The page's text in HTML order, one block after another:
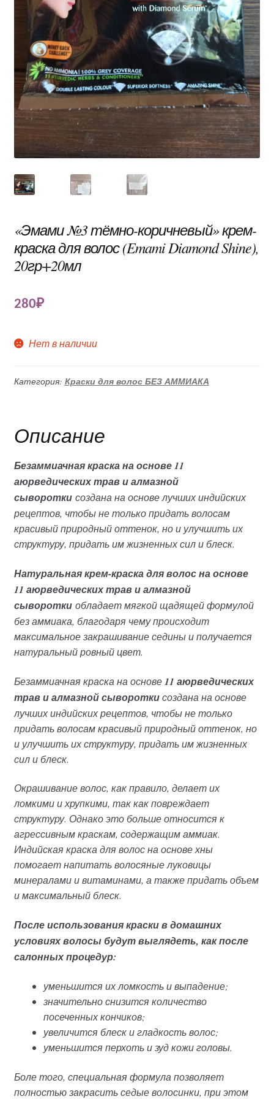
«Эмами №3 тёмно-коричневый» крем-
краска для волос (Emami Diamond Shine),
20гр+20мл
280₽
Нет в наличии
Категория: Краски для волос БЕЗ АММИАКА
Описание
Безаммиачная краска на основе 11
аюрведических трав и алмазной
сывороткисоздана на основе лучших индийских
рецептов, чтобы не только придать волосам
красивый природный оттенок, но и улучшить их
структуру, придать им жизненных сил и блеск.
Натуральная крем-краска для волос на основе
11 аюрведических трав и алмазной
сывороткиобладает мягкой щадящей формулой
без аммиака, благодаря чему происходит
максимальное закрашивание седины и получается
натуральный ровный цвет.
Безаммиачная краска на основе11 аюрведических
трав и алмазной сывороткисоздана на основе
лучших индийских рецептов, чтобы не только
придать волосам красивый природный оттенок, но
и улучшить их структуру, придать им жизненных
сил и блеск.
Окрашивание волос, как правило, делает их
ломкими и хрупкими, так как повреждает
структуру. Однако это больше относится к
агрессивным краскам, содержащим аммиак.
Индийская краска для волос на основе хны
помогает напитать волосяные луковицы
минералами и витаминами, а также придать объем
и максимальный блеск.
После использования краски в домашних
условиях волосы будут выглядеть, как после
салонных процедур:
уменьшится их ломкость и выпадение;
значительно снизится количество
посеченных кончиков;
увеличится блеск и гладкость волос;
уменьшится перхоть и зуд кожи головы.
Боле того, специальная формула позволяет
полностью закрасить седые волосинки, при этом